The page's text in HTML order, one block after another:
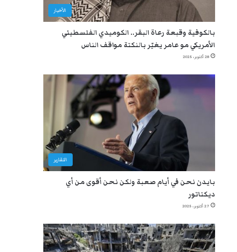
الأخبار
بالكوفية وقبعة رعاة البقر.. الكوميدي الفلسطيني
الأمريكي مو عامر يغيّر بالنكتة مواقف الناس
28 أكتوبر، 2025
التقارير
بايدن نحن في أيام صعبة ولكن نحن أقوى من أي
ديكتاتور
27 أكتوبر، 2025